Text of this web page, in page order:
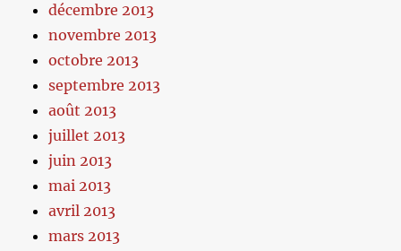
décembre 2013
novembre 2013
octobre 2013
septembre 2013
août 2013
juillet 2013
juin 2013
mai 2013
avril 2013
mars 2013